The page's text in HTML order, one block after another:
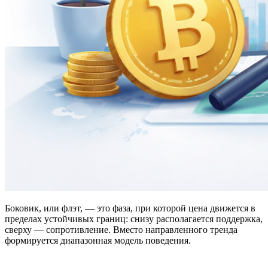
Боковик, или флэт, — это фаза, при которой цена движется в
пределах устойчивых границ: снизу располагается поддержка,
сверху — сопротивление. Вместо направленного тренда
формируется диапазонная модель поведения.